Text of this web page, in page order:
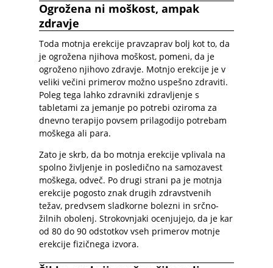
Ogrožena ni moškost, ampak
zdravje
Toda motnja erekcije pravzaprav bolj kot to, da
je ogrožena njihova moškost, pomeni, da je
ogroženo njihovo zdravje. Motnjo erekcije je v
veliki večini primerov možno uspešno zdraviti.
Poleg tega lahko zdravniki zdravljenje s
tabletami za jemanje po potrebi oziroma za
dnevno terapijo povsem prilagodijo potrebam
moškega ali para.
Zato je skrb, da bo motnja erekcije vplivala na
spolno življenje in posledično na samozavest
moškega, odveč. Po drugi strani pa je motnja
erekcije pogosto znak drugih zdravstvenih
težav, predvsem sladkorne bolezni in srčno-
žilnih obolenj. Strokovnjaki ocenjujejo, da je kar
od 80 do 90 odstotkov vseh primerov motnje
erekcije fizičnega izvora.